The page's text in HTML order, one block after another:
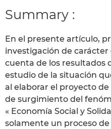
Summary :
En el presente artículo,
investigación de
cuenta de los resultados
estudio de la situación
al elaborar el proyecto
de surgimiento del
« Economía Social y
solamente un proceso de